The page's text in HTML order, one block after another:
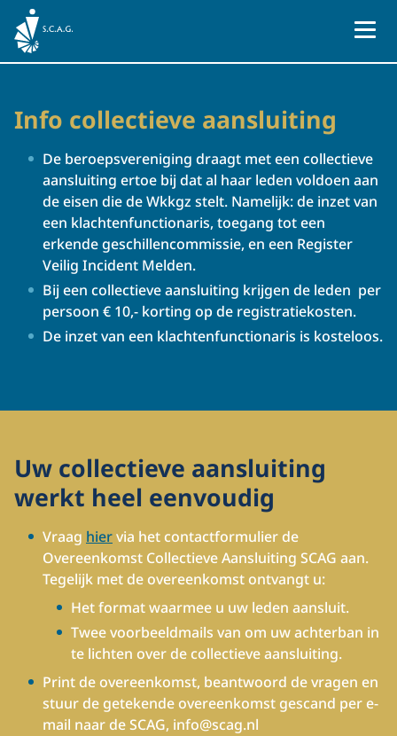
Naar homepage
Info collectieve aansluiting
De beroepsvereniging draagt met een collectieve
aansluiting ertoe bij dat al haar leden voldoen aan
de eisen die de Wkkgz stelt. Namelijk: de inzet van
een klachtenfunctionaris, toegang tot een
erkende geschillencommissie, en een Register
Veilig Incident Melden.
Bij een collectieve aansluiting krijgen de leden per
persoon € 10,- korting op de registratiekosten.
De inzet van een klachtenfunctionaris is kosteloos.
Uw collectieve aansluiting
werkt heel eenvoudig
Vraag hiervia het contactformulier de
Overeenkomst Collectieve Aansluiting SCAG aan.
Tegelijk met de overeenkomst ontvangt u:
Het format waarmee u uw leden aansluit.
Twee voorbeeldmails van om uw achterban in
te lichten over de collectieve aansluiting.
Print de overeenkomst, beantwoord de vragen en
stuur de getekende overeenkomst gescand per e-
mail naar de SCAG, info@scag.nl